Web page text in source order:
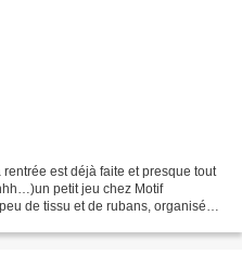
est déjà faite et presque tout
petit jeu chez Motif
de tissu et de rubans, organisé